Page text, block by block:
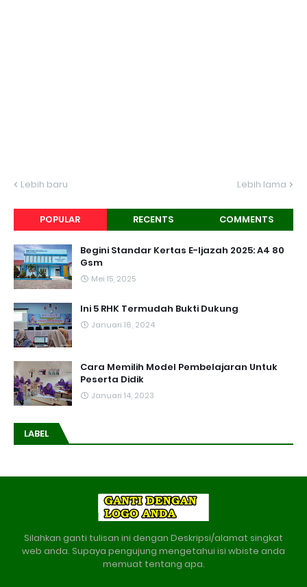
Lebih baru Lebih lama
POPULAR RECENTS COMMENTS
Begini Standar Kertas E-Ijazah 2025: A4 80
Gsm
Mei 15, 2025
Ini 5 RHK Termudah Bukti Dukung
Januari 16, 2024
Cara Memilih Model Pembelajaran Untuk
Peserta Didik
Januari 14, 2023
LABEL
Silahkan ganti tulisan ini dengan Deskripsi/alamat singkat
web anda. Supaya pengujung mengetahui isi wbiste anda
memuat tentang apa.